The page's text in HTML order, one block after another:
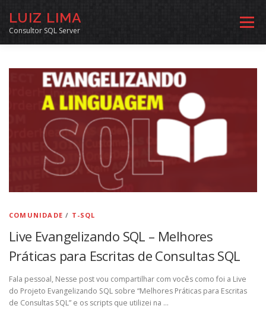
LUIZ LIMA
Consultor SQL Server
Menu
MENTORIA SQL CURSOS EXERCÍCIOS SQL
INÍCIO ARQUIVO LINKS COMUNIDADE
SOBRE CONTATO
COMUNIDADE / T-SQL
Live Evangelizando SQL – Melhores
Práticas para Escritas de Consultas SQL
Fala pessoal, Nesse post vou compartilhar com vocês como foi a Live
do Projeto Evangelizando SQL sobre “Melhores Práticas para Escritas
de Consultas SQL” e os scripts que utilizei na …